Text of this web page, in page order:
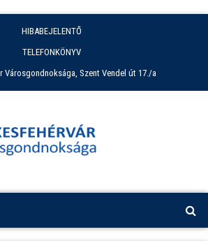
HIBABEJELENTŐ
TELEFONKÖNYV
Városgondnoksága, Szent Vendel út 17./a